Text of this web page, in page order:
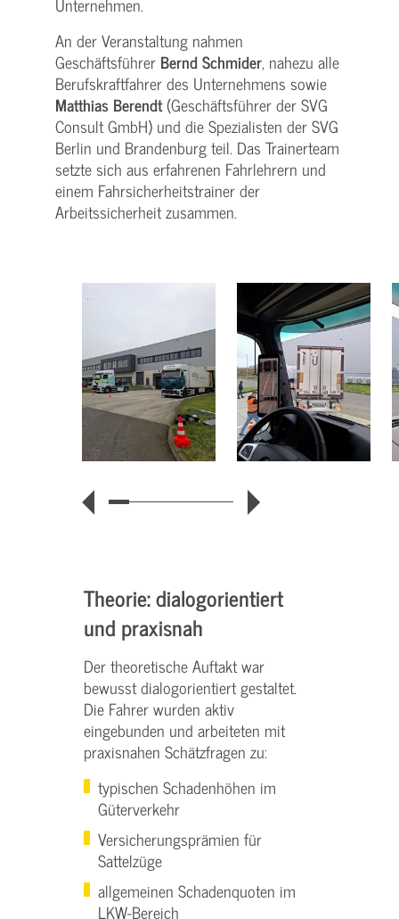
An der Veranstaltung nahmen
Geschäftsführer Bernd Schmider, nahezu alle
Berufskraftfahrer des Unternehmens sowie
Matthias Berendt(Geschäftsführer der SVG
Consult GmbH) und die Spezialisten der SVG
Berlin und Brandenburg teil. Das Trainerteam
setzte sich aus erfahrenen Fahrlehrern und
einem Fahrsicherheitstrainer der
Arbeitssicherheit zusammen.
Theorie: dialogorientiert
und praxisnah
Der theoretische Auftakt war
bewusst dialogorientiert gestaltet.
Die Fahrer wurden aktiv
eingebunden und arbeiteten mit
praxisnahen Schätzfragen zu:
typischen Schadenhöhen im
Güterverkehr
Versicherungsprämien für
Sattelzüge
allgemeinen Schadenquoten im
LKW-Bereich